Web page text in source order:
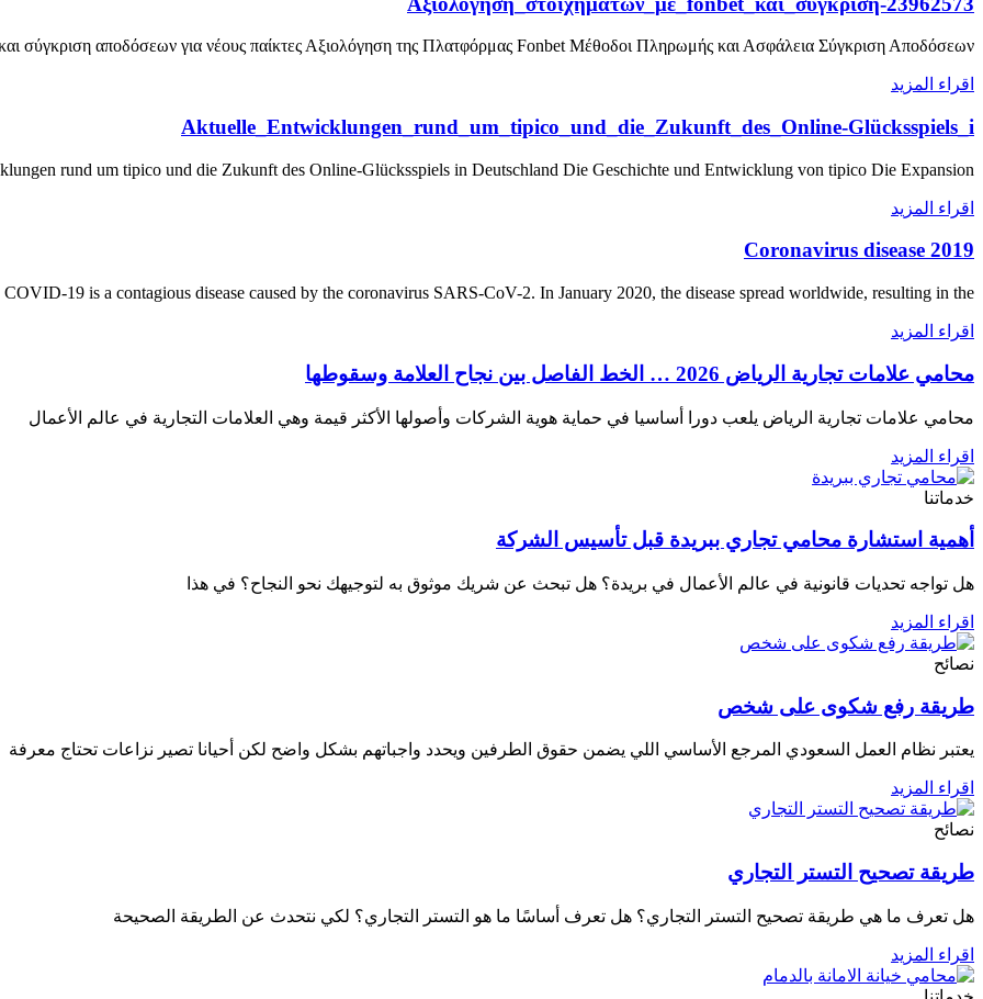
σύγκριση αποδόσεων για νέους παίκτες Αξιολόγηση της Πλατφόρμας Fonbet Μέθοδοι Πληρωμής και Ασφάλεια Σύγκριση Αποδόσεων
اقراء المزيد
Aktuelle_Entwicklungen_rund_um_tipico_und_die_Zukunft_des_Online-Glücksspiels_i
rund um tipico und die Zukunft des Online-Glücksspiels in Deutschland Die Geschichte und Entwicklung von tipico Die Expansion
اقراء المزيد
Coronavirus disease 2019
COVID-19 is a contagious disease caused by the coronavirus SARS-CoV-2. In January 2020, the disease spread worldwide, resulting in the
اقراء المزيد
محامي علامات تجارية الرياض 2026 … الخط الفاصل بين نجاح العلامة وسقوطها
محامي علامات تجارية الرياض يلعب دورا أساسيا في حماية هوية الشركات وأصولها الأكثر قيمة وهي العلامات التجارية في عالم الأعمال
اقراء المزيد
خدماتنا
أهمية استشارة محامي تجاري ببريدة قبل تأسيس الشركة
هل تواجه تحديات قانونية في عالم الأعمال في بريدة؟ هل تبحث عن شريك موثوق به لتوجيهك نحو النجاح؟ في هذا
اقراء المزيد
نصائح
طريقة رفع شكوى على شخص
يعتبر نظام العمل السعودي المرجع الأساسي اللي يضمن حقوق الطرفين ويحدد واجباتهم بشكل واضح لكن أحيانا تصير نزاعات تحتاج معرفة
اقراء المزيد
نصائح
طريقة تصحيح التستر التجاري
هل تعرف ما هي طريقة تصحيح التستر التجاري؟ هل تعرف أساسًا ما هو التستر التجاري؟ لكي نتحدث عن الطريقة الصحيحة
اقراء المزيد